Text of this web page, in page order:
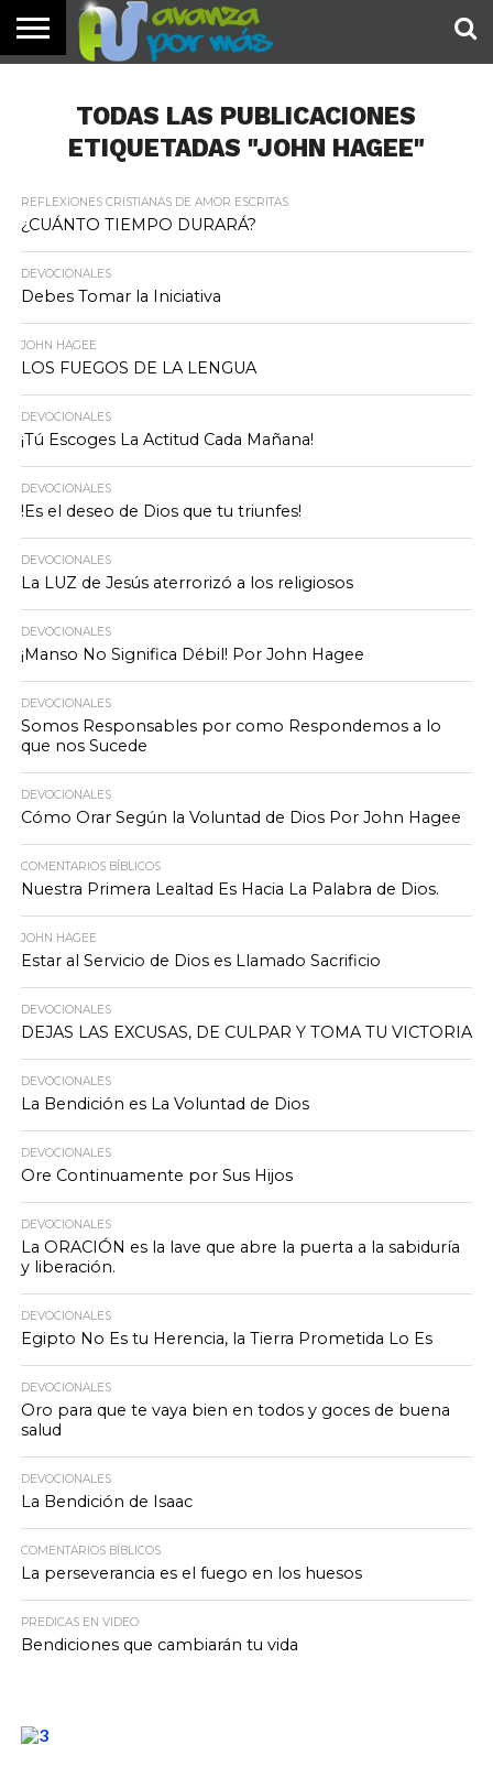
DE HOY
NOSOTROS
TODAS LAS PUBLICACIONES
ETIQUETADAS "JOHN HAGEE"
REFLEXIONES CRISTIANAS DE AMOR ESCRITAS
¿CUÁNTO TIEMPO DURARÁ?
DEVOCIONALES
Debes Tomar la Iniciativa
JOHN HAGEE
LOS FUEGOS DE LA LENGUA
DEVOCIONALES
¡Tú Escoges La Actitud Cada Mañana!
DEVOCIONALES
!Es el deseo de Dios que tu triunfes!
DEVOCIONALES
La LUZ de Jesús aterrorizó a los religiosos
DEVOCIONALES
¡Manso No Significa Débil! Por John Hagee
DEVOCIONALES
Somos Responsables por como Respondemos a lo
que nos Sucede
DEVOCIONALES
Cómo Orar Según la Voluntad de Dios Por John Hagee
COMENTARIOS BÍBLICOS
Nuestra Primera Lealtad Es Hacia La Palabra de Dios.
JOHN HAGEE
Estar al Servicio de Dios es Llamado Sacrificio
DEVOCIONALES
DEJAS LAS EXCUSAS, DE CULPAR Y TOMA TU VICTORIA
DEVOCIONALES
La Bendición es La Voluntad de Dios
DEVOCIONALES
Ore Continuamente por Sus Hijos
DEVOCIONALES
La ORACIÓN es la lave que abre la puerta a la sabiduría
y liberación.
DEVOCIONALES
Egipto No Es tu Herencia, la Tierra Prometida Lo Es
DEVOCIONALES
Oro para que te vaya bien en todos y goces de buena
salud
DEVOCIONALES
La Bendición de Isaac
COMENTARIOS BÍBLICOS
La perseverancia es el fuego en los huesos
PREDICAS EN VIDEO
Bendiciones que cambiarán tu vida